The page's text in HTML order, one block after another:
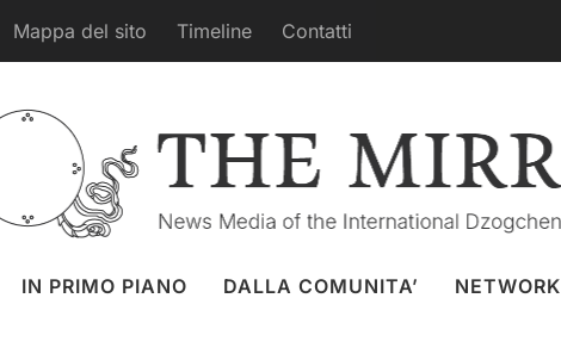
Mappa del sito Timeline Contatti
IN PRIMO PIANO DALLA COMUNITA’ NETWORK